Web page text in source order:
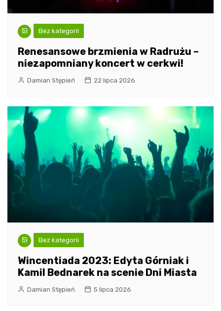
Bez kategorii
Renesansowe brzmienia w Radrużu –
niezapomniany koncert w cerkwi!
Damian Stępień 22 lipca 2026
Bez kategorii
Wincentiada 2023: Edyta Górniak i
Kamil Bednarek na scenie Dni Miasta
Damian Stępień 5 lipca 2026